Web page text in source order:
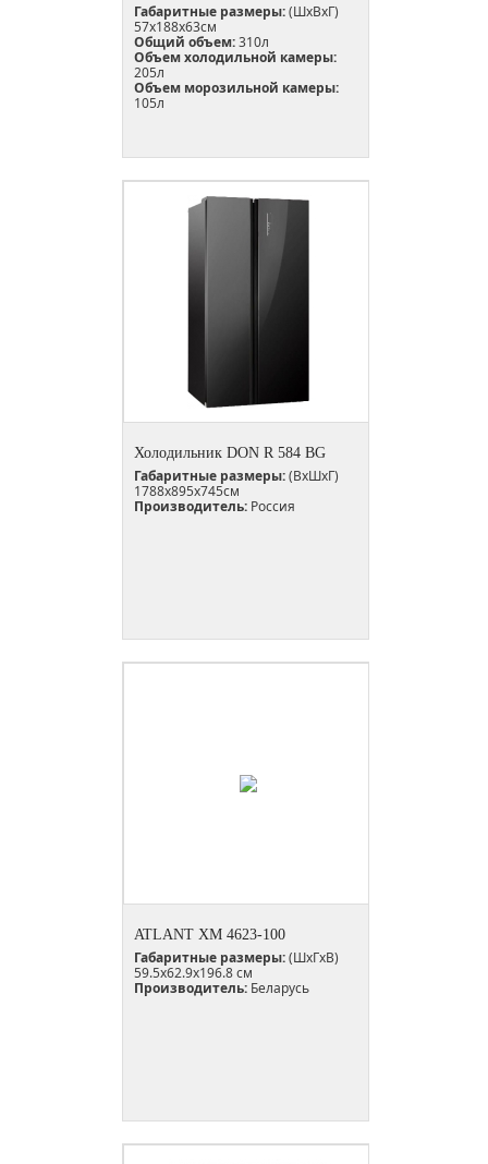
Габаритные размеры:(ШхВхГ)
57х188х63см
Общий объем:310л
Объем холодильной камеры:
205л
Объем морозильной камеры:
105л
Холодильник DON R 584 BG
Габаритные размеры:(ВxШxГ)
1788x895х745см
Производитель: Россия
ATLANT ХМ 4623-100
Габаритные размеры:(ШxГxВ)
59.5x62.9x196.8 см
Производитель: Беларусь